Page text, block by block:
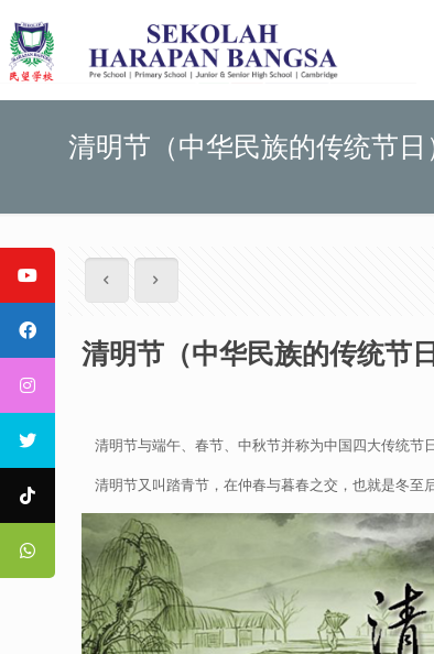
清明节（中华民族的传统节日
清明节（中华民族的传统节日
清明节与端午、春节、中秋节并称为中国四大传统节日
清明节又叫踏青节，在仲春与暮春之交，也就是冬至